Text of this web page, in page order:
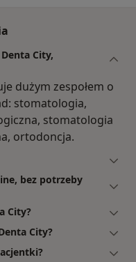
City,
dużym zespołem o
stomatologia,
stomatologia
ortodoncja.
bez potrzeby
City?
City?